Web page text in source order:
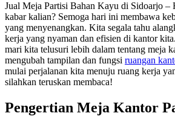
Jual Meja Partisi Bahan Kayu di Sidoarjo –
kabar kalian? Semoga hari ini membawa
yang menyenangkan. Kita segala tahu
kerja yang nyaman dan efisien di kantor
mari kita telusuri lebih dalam tentang meja
mengubah tampilan dan fungsi ruangan
mulai perjalanan kita menuju ruang kerja
silahkan teruskan membaca!
Pengertian Meja Kantor